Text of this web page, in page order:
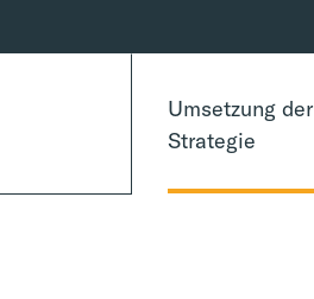
Umsetzung der
Strategie